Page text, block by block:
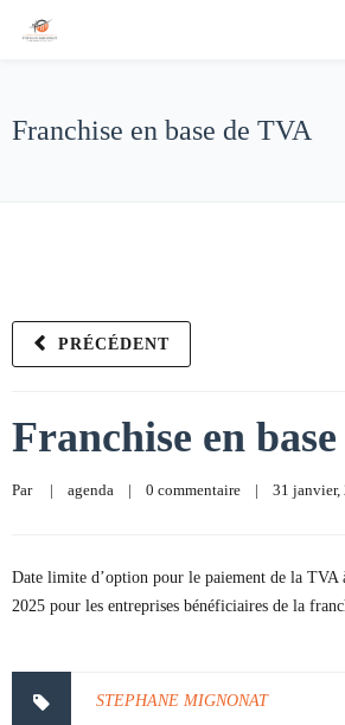
Franchise en base de TVA
PRÉCÉDENT
Franchise en
Par | agenda | 0 commentaire | 31
Date limite d’option pour le paiement de la TVA
2025 pour les entreprises bénéficiaires de la
STEPHANE MIGNONAT